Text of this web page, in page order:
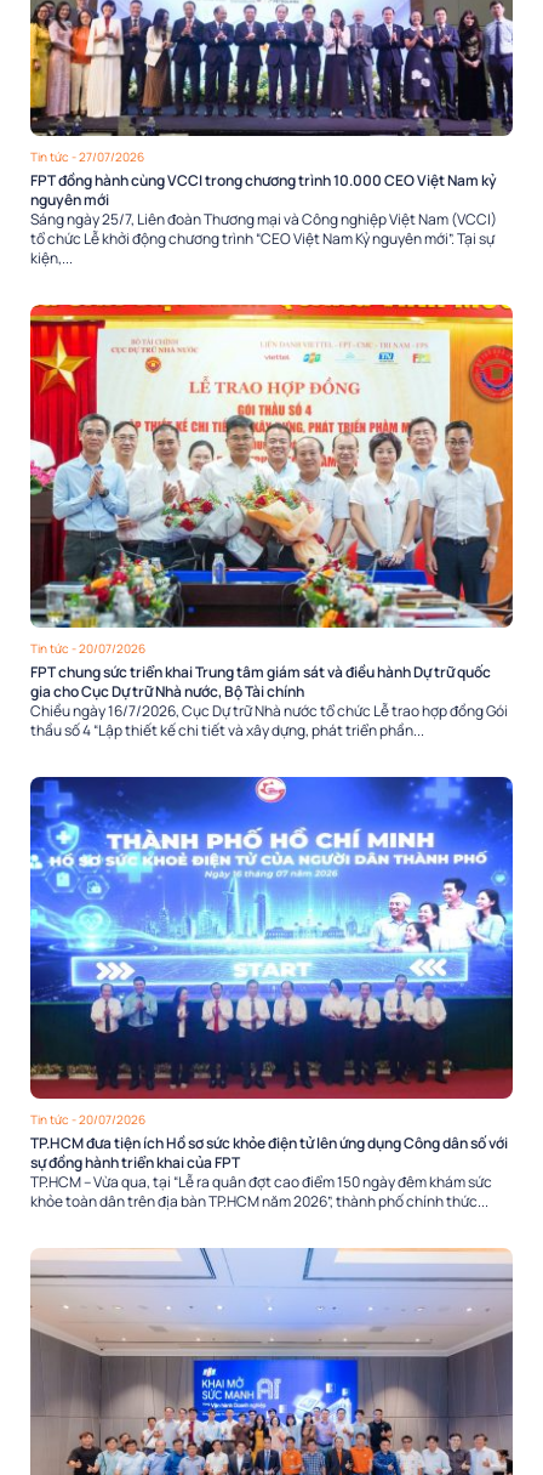
Tin tức - 27/07/2026
FPT đồng hành cùng VCCI trong chương trình 10.000 CEO Việt Nam kỷ
nguyên mới
Sáng ngày 25/7, Liên đoàn Thương mại và Công nghiệp Việt Nam (VCCI)
tổ chức Lễ khởi động chương trình “CEO Việt Nam Kỷ nguyên mới”. Tại sự
kiện,...
Tin tức - 20/07/2026
FPT chung sức triển khai Trung tâm giám sát và điều hành Dự trữ quốc
gia cho Cục Dự trữ Nhà nước, Bộ Tài chính
Chiều ngày 16/7/2026, Cục Dự trữ Nhà nước tổ chức Lễ trao hợp đồng Gói
thầu số 4 “Lập thiết kế chi tiết và xây dựng, phát triển phần...
Tin tức - 20/07/2026
TP.HCM đưa tiện ích Hồ sơ sức khỏe điện tử lên ứng dụng Công dân số với
sự đồng hành triển khai của FPT
TP.HCM – Vừa qua, tại “Lễ ra quân đợt cao điểm 150 ngày đêm khám sức
khỏe toàn dân trên địa bàn TP.HCM năm 2026”, thành phố chính thức...